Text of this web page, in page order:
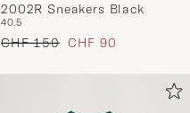
2002R Sneakers Black
40,5
Regulärer Preis
CHF 150 Reduzierter Preis
CHF 90